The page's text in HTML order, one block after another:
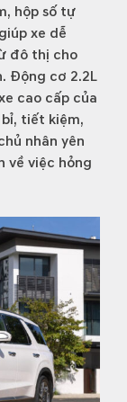
hộp số tự
xe dễ
đô thị cho
Động cơ 2.2L
cao cấp của
tiết kiệm,
nhân yên
về việc hỏng